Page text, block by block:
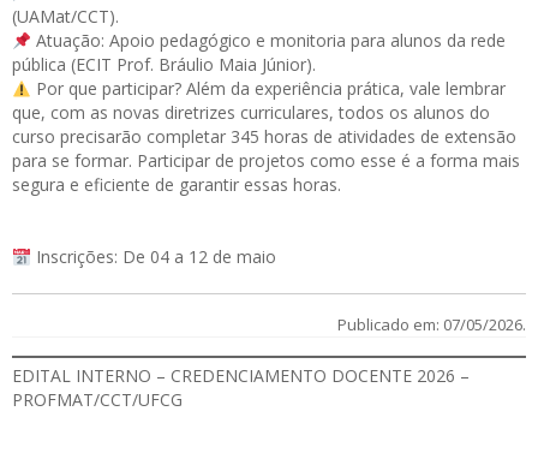
(UAMat/CCT).
Atuação: Apoio pedagógico e monitoria para alunos da rede
pública (ECIT Prof. Bráulio Maia Júnior).
Por que participar? Além da experiência prática, vale lembrar
que, com as novas diretrizes curriculares, todos os alunos do
curso precisarão completar 345 horas de atividades de extensão
para se formar. Participar de projetos como esse é a forma mais
segura e eficiente de garantir essas horas.
Inscrições: De 04 a 12 de maio
Publicado em: 07/05/2026.
EDITAL INTERNO – CREDENCIAMENTO DOCENTE 2026 –
PROFMAT/CCT/UFCG